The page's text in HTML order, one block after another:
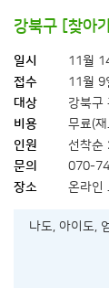
강북구 [찾아
일시
11월
접수
11월 9
대상
강북구
비용
무료(
인원
선착순
문의
070-
장소
온라인
나도, 아이도,